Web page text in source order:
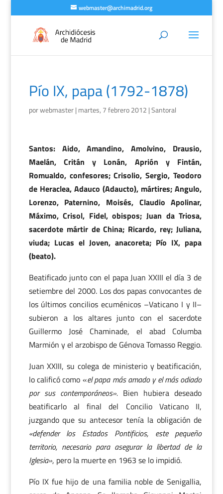
webmaster@archimadrid.org
Pío IX, papa (1792-1878)
porwebmaster| martes, 7 febrero 2012 |Santoral
Santos: Aido, Amandino, Amolvino, Drausio,
Maelán, Critán y Lonán, Aprión y Fintán,
Romualdo, confesores; Crisolio, Sergio, Teodoro
de Heraclea, Adauco (Adaucto), mártires; Angulo,
Lorenzo, Paternino, Moisés, Claudio Apolinar,
Máximo, Crisol, Fidel, obispos; Juan da Triosa,
sacerdote mártir de China; Ricardo, rey; Juliana,
viuda; Lucas el Joven, anacoreta; Pío IX, papa
(beato).
Beatificado junto con el papa Juan XXIII el día 3 de
setiembre del 2000. Los dos papas convocantes de
los últimos concilios ecuménicos –Vaticano I y II–
subieron a los altares junto con el sacerdote
Guillermo José Chaminade, el abad Columba
Marmión y el arzobispo de Génova Tomasso Reggio.
Juan XXIII, su colega de ministerio y beatificación,
lo calificó como «el papa más amado y el más odiado
por sus contemporáneos».Bien hubiera deseado
beatificarlo al final del Concilio Vaticano II,
juzgando que su antecesor tenía la obligación de
«defender los Estados Pontificios, este pequeño
territorio, necesario para asegurar la libertad de la
Iglesia», pero la muerte en 1963 se lo impidió.
Pío IX fue hijo de una familia noble de Senigallia,